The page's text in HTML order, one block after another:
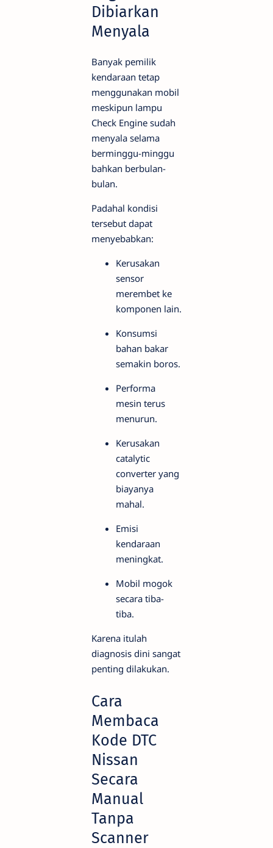
Dibiarkan
Menyala
Banyak pemilik
kendaraan tetap
menggunakan mobil
meskipun lampu
Check Engine sudah
menyala selama
berminggu-minggu
bahkan berbulan-
bulan.
Padahal kondisi
tersebut dapat
menyebabkan:
Kerusakan
sensor
merembet ke
komponen lain.
Konsumsi
bahan bakar
semakin boros.
Performa
mesin terus
menurun.
Kerusakan
catalytic
converter yang
biayanya
mahal.
Emisi
kendaraan
meningkat.
Mobil mogok
secara tiba-
tiba.
Karena itulah
diagnosis dini sangat
penting dilakukan.
Cara
Membaca
Kode DTC
Nissan
Secara
Manual
Tanpa
Scanner